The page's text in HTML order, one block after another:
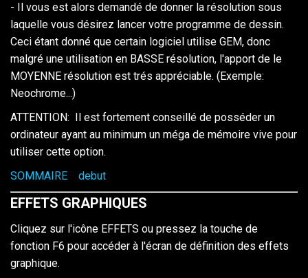
- Il vous est alors demandé de donner la résolution sous
laquelle vous désirez lancer votre programme de dessin.
Ceci étant donné que certain logiciel utilise GEM, donc
malgré une utilisation en BASSE résolution, l'apport de le
MOYENNE résolution est trés appréciable. (Exemple:
Neochrome...)
ATTENTION: Il est fortement conseillé de posséder un
ordinateur ayant au minimum un méga de mémoire vive pour
utiliser cette option.
SOMMAIRE
debut
EFFETS GRAPHIQUES
Cliquez sur l'icône EFFETS ou pressez la touche de
fonction F6 pour accéder à l'écran de définition des effets
graphique.